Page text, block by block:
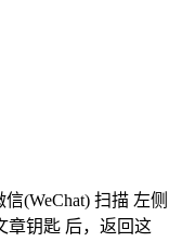
(WeChat) 扫描 左侧
章钥匙 后，返回这